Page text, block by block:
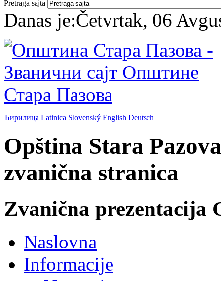
Pretraga sajta
Danas je:Četvrtak, 06
Ћирилица Latinica Slovenský English Deutsch
Opština Stara
zvanična stranica
Zvanična prezentacija
Naslovna
Informacije